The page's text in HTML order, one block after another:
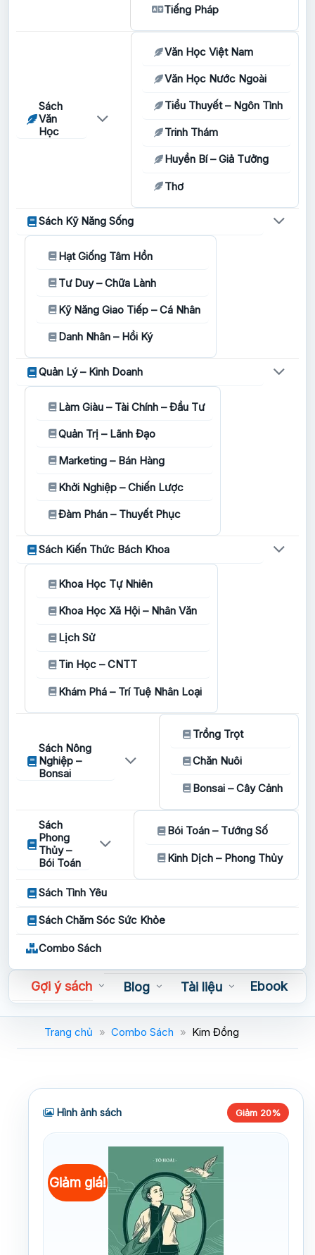
Tiếng Pháp
Sách
Văn
Học
Văn Học Việt Nam
Văn Học Nước Ngoài
Tiểu Thuyết – Ngôn Tình
Trinh Thám
Huyền Bí – Giả Tưởng
Thơ
Sách Kỹ Năng Sống
Hạt Giống Tâm Hồn
Tư Duy – Chữa Lành
Kỹ Năng Giao Tiếp – Cá Nhân
Danh Nhân – Hồi Ký
Quản Lý – Kinh Doanh
Làm Giàu – Tài Chính – Đầu Tư
Quản Trị – Lãnh Đạo
Marketing – Bán Hàng
Khởi Nghiệp – Chiến Lược
Đàm Phán – Thuyết Phục
Sách Kiến Thức Bách Khoa
Khoa Học Tự Nhiên
Khoa Học Xã Hội – Nhân Văn
Lịch Sử
Tin Học – CNTT
Khám Phá – Trí Tuệ Nhân Loại
Sách Nông
Nghiệp –
Bonsai
Trồng Trọt
Chăn Nuôi
Bonsai – Cây Cảnh
Sách
Phong
Thủy –
Bói Toán
Bói Toán – Tướng Số
Kinh Dịch – Phong Thủy
Sách Tình Yêu
Sách Chăm Sóc Sức Khỏe
Combo Sách
Gợi ý sách Blog Tài liệu
Ebook
Sách nói
Trang chủ » Combo Sách » Kim Đồng
Hình ảnh sách Giảm 20%
Giảm giá!